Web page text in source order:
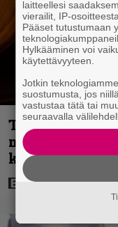
Tänään tv:ssä:
megaelokuva
karismaan
laitteellesi
vierailit, IP-
Pääset tutustumaan
Hylkääminen voi
käytettävyyteen.
Jotkin
suostumusta, jos
vastustaa tätä tai
seuraavalla